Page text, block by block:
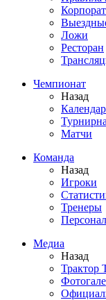
Ложи
Ресторан
Чемпионат
Назад
Матчи
Команда
Назад
Игроки
Тренеры
Персонал
Медиа
Назад
Трактор